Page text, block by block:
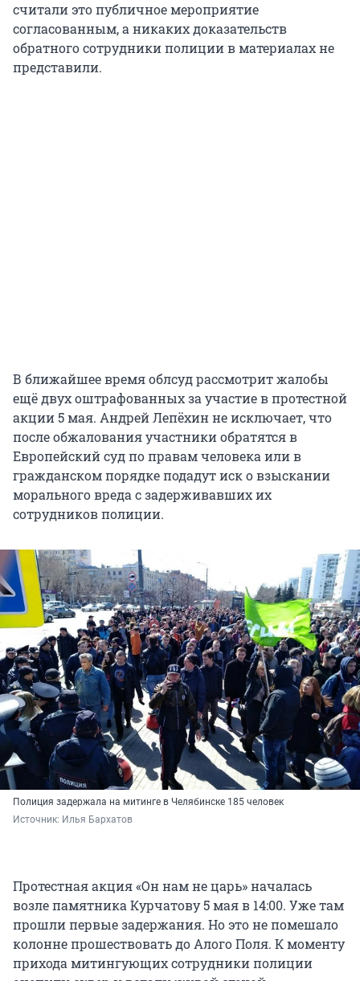
считали это публичное мероприятие
согласованным, а никаких доказательств
обратного сотрудники полиции в материалах не
представили.
В ближайшее время облсуд рассмотрит жалобы
ещё двух оштрафованных за участие в протестной
акции 5 мая. Андрей Лепёхин не исключает, что
после обжалования участники обратятся в
Европейский суд по правам человека или в
гражданском порядке подадут иск о взыскании
морального вреда с задерживавших их
сотрудников полиции.
Полиция задержала на митинге в Челябинске 185 человек
Источник: Илья Бархатов
Протестная акция «Он нам не царь» началась
возле памятника Курчатову 5 мая в 14:00. Уже там
прошли первые задержания. Но это не помешало
колонне прошествовать до Алого Поля. К моменту
прихода митингующих сотрудники полиции